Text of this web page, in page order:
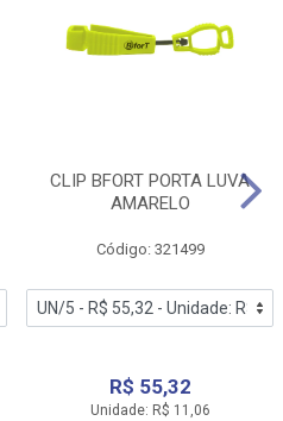
CLIP BFORT PORTA LUVA
AMARELO
Código: 321499
R$ 55,32
Unidade: R$ 11,06